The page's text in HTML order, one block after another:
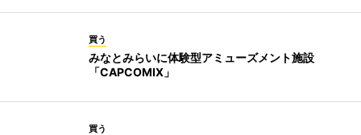
買う
みなとみらいに体験型アミューズメント施設
「CAPCOMIX」
買う